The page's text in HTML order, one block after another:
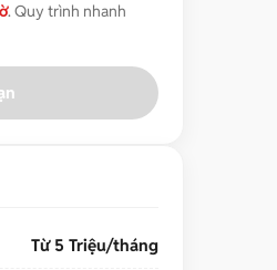
. Quy trình nhanh
Từ 5 Triệu/tháng